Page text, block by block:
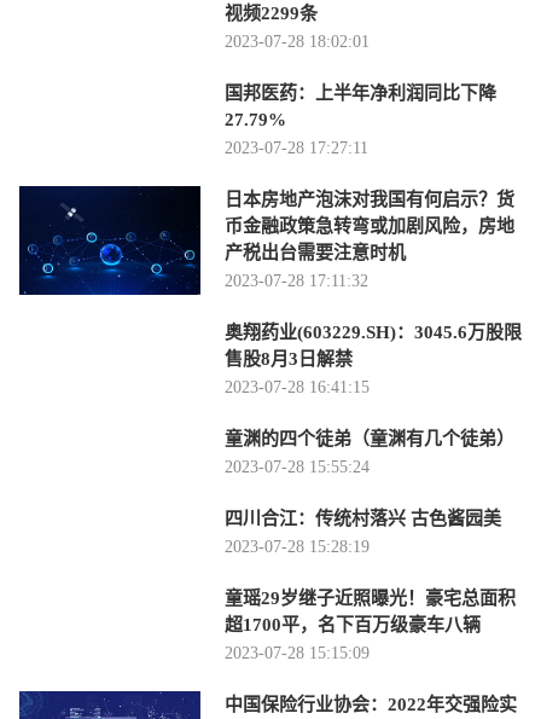
视频2299条
2023-07-28 18:02:01
国邦医药：上半年净利润同比下降
27.79%
2023-07-28 17:27:11
日本房地产泡沫对我国有何启示？货
币金融政策急转弯或加剧风险，房地
产税出台需要注意时机
2023-07-28 17:11:32
奥翔药业(603229.SH)：3045.6万股限
售股8月3日解禁
2023-07-28 16:41:15
童渊的四个徒弟（童渊有几个徒弟）
2023-07-28 15:55:24
四川合江：传统村落兴 古色酱园美
2023-07-28 15:28:19
童瑶29岁继子近照曝光！豪宅总面积
超1700平，名下百万级豪车八辆
2023-07-28 15:15:09
中国保险行业协会：2022年交强险实